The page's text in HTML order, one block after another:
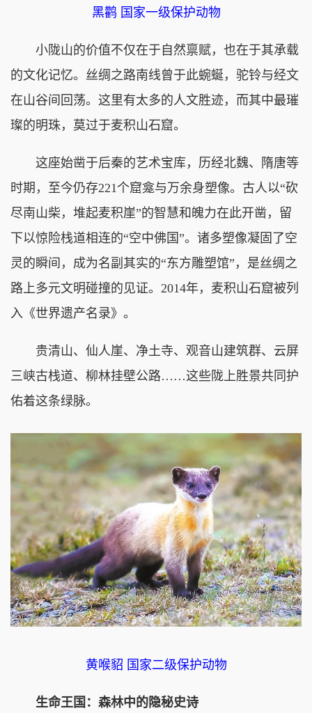
黑鹳 国家一级保护动物
小陇山的价值不仅在于自然禀赋，也在于其承载
的文化记忆。丝绸之路南线曾于此蜿蜒，驼铃与经文
在山谷间回荡。这里有太多的人文胜迹，而其中最璀
璨的明珠，莫过于麦积山石窟。
这座始凿于后秦的艺术宝库，历经北魏、隋唐等
时期，至今仍存221个窟龛与万余身塑像。古人以“砍
尽南山柴，堆起麦积崖”的智慧和魄力在此开凿，留
下以惊险栈道相连的“空中佛国”。诸多塑像凝固了空
灵的瞬间，成为名副其实的“东方雕塑馆”，是丝绸之
路上多元文明碰撞的见证。2014年，麦积山石窟被列
入《世界遗产名录》。
贵清山、仙人崖、净土寺、观音山建筑群、云屏
三峡古栈道、柳林挂壁公路……这些陇上胜景共同护
佑着这条绿脉。
黄喉貂 国家二级保护动物
生命王国：森林中的隐秘史诗